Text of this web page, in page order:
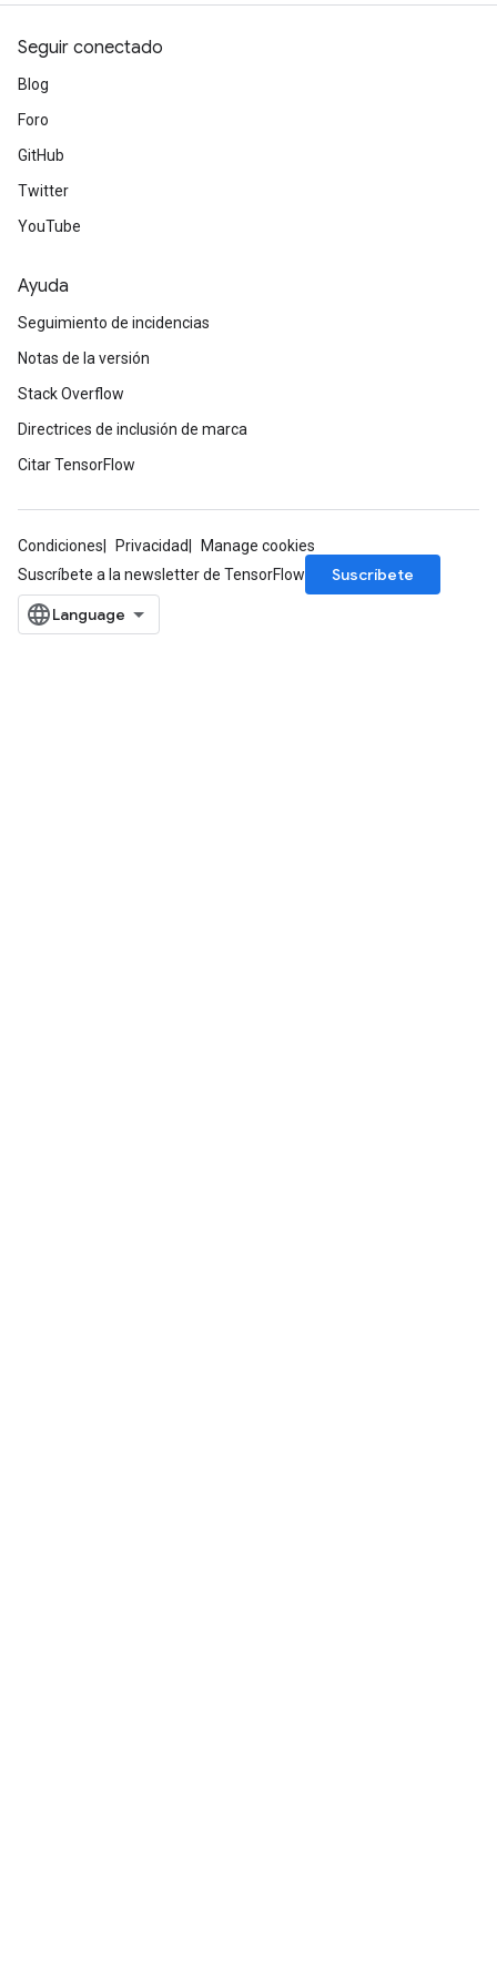
Seguir conectado
Blog
Foro
GitHub
Twitter
YouTube
Ayuda
Seguimiento de incidencias
Notas de la versión
Stack Overflow
Directrices de inclusión de marca
Citar TensorFlow
Condiciones Privacidad
Manage cookies
Suscríbete a la newsletter de TensorFlow
Suscríbete